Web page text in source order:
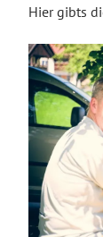
Hier gibts